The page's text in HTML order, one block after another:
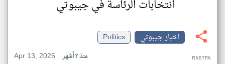
انتخابات الرئاسة في جيبوتي
اخبار جيبوتي
Politics
Apr 13, 2026
منذ ٣ أشهر RX87FA